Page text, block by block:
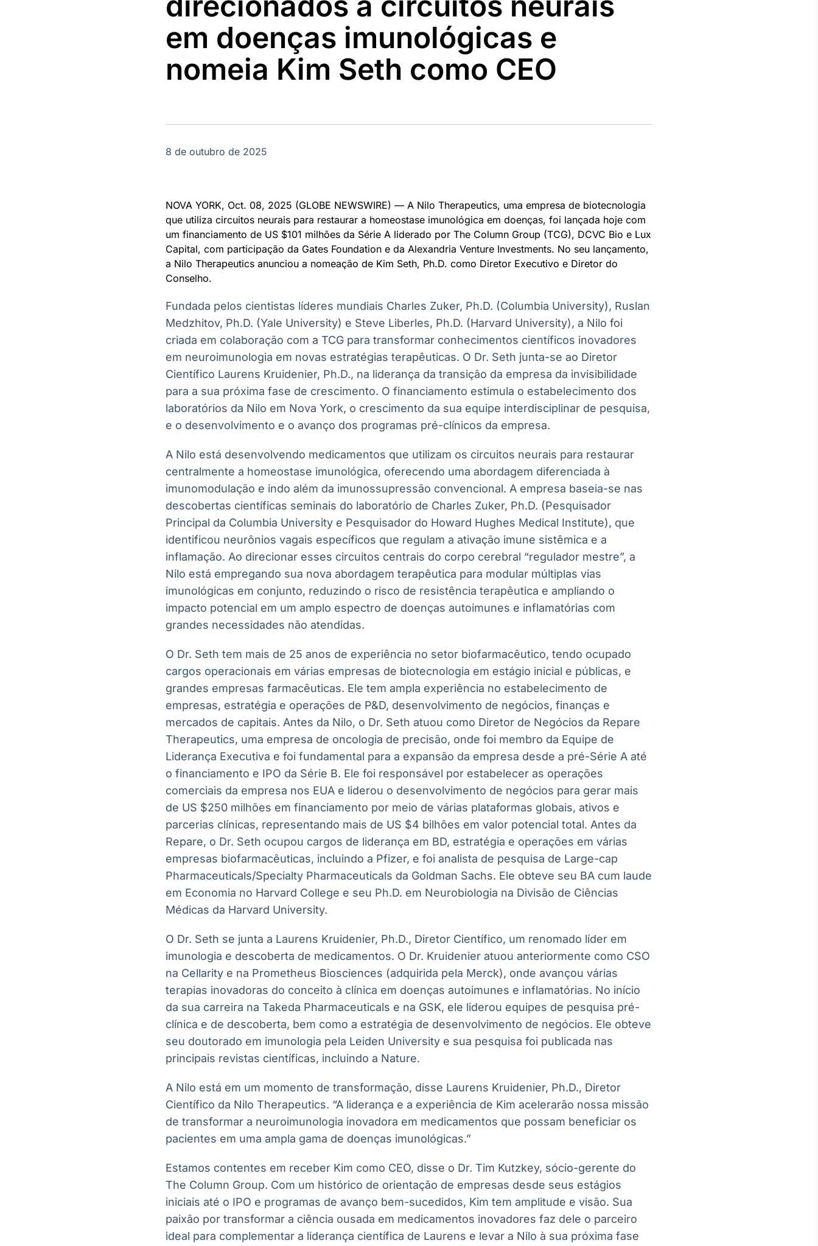
OTC
negociação de
ativos
Datafeed
integração de
conteúdos e
Ticker
headlines de
notícias
Widgets
para conteúdos e
funcionalidades
Wallboard
dados para
displays e telas
Curadoria
conteúdos
noticiosos
inteligente de
conteúdos
plataforma para
de investimento
em doenças imunológicas e
nomeia Kim Seth como CEO
8 de outubro de 2025
NOVA YORK, Oct. 08, 2025 (GLOBE NEWSWIRE) — A Nilo Therapeutics, uma empresa de biotecnologia
que utiliza circuitos neurais para restaurar a homeostase imunológica em doenças, foi lançada hoje com
um financiamento de US $101 milhões da Série A liderado por The Column Group (TCG), DCVC Bio e Lux
Capital, com participação da Gates Foundation e da Alexandria Venture Investments. No seu lançamento,
a Nilo Therapeutics anunciou a nomeação de Kim Seth, Ph.D. como Diretor Executivo e Diretor do
Conselho.
Fundada pelos cientistas líderes mundiais Charles Zuker, Ph.D. (Columbia University), Ruslan
Medzhitov, Ph.D. (Yale University) e Steve Liberles, Ph.D. (Harvard University), a Nilo foi
criada em colaboração com a TCG para transformar conhecimentos científicos inovadores
em neuroimunologia em novas estratégias terapêuticas. O Dr. Seth junta-se ao Diretor
Científico Laurens Kruidenier, Ph.D., na liderança da transição da empresa da invisibilidade
para a sua próxima fase de crescimento. O financiamento estimula o estabelecimento dos
laboratórios da Nilo em Nova York, o crescimento da sua equipe interdisciplinar de pesquisa,
e o desenvolvimento e o avanço dos programas pré-clínicos da empresa.
A Nilo está desenvolvendo medicamentos que utilizam os circuitos neurais para restaurar
centralmente a homeostase imunológica, oferecendo uma abordagem diferenciada à
imunomodulação e indo além da imunossupressão convencional. A empresa baseia-se nas
descobertas científicas seminais do laboratório de Charles Zuker, Ph.D. (Pesquisador
Principal da Columbia University e Pesquisador do Howard Hughes Medical Institute), que
identificou neurônios vagais específicos que regulam a ativação imune sistêmica e a
inflamação. Ao direcionar esses circuitos centrais do corpo cerebral “regulador mestre”, a
Nilo está empregando sua nova abordagem terapêutica para modular múltiplas vias
imunológicas em conjunto, reduzindo o risco de resistência terapêutica e ampliando o
impacto potencial em um amplo espectro de doenças autoimunes e inflamatórias com
grandes necessidades não atendidas.
O Dr. Seth tem mais de 25 anos de experiência no setor biofarmacêutico, tendo ocupado
cargos operacionais em várias empresas de biotecnologia em estágio inicial e públicas, e
grandes empresas farmacêuticas. Ele tem ampla experiência no estabelecimento de
empresas, estratégia e operações de P&D, desenvolvimento de negócios, finanças e
mercados de capitais. Antes da Nilo, o Dr. Seth atuou como Diretor de Negócios da Repare
Therapeutics, uma empresa de oncologia de precisão, onde foi membro da Equipe de
Liderança Executiva e foi fundamental para a expansão da empresa desde a pré-Série A até
o financiamento e IPO da Série B. Ele foi responsável por estabelecer as operações
comerciais da empresa nos EUA e liderou o desenvolvimento de negócios para gerar mais
de US $250 milhões em financiamento por meio de várias plataformas globais, ativos e
parcerias clínicas, representando mais de US $4 bilhões em valor potencial total. Antes da
Repare, o Dr. Seth ocupou cargos de liderança em BD, estratégia e operações em várias
empresas biofarmacêuticas, incluindo a Pfizer, e foi analista de pesquisa de Large-cap
Pharmaceuticals/Specialty Pharmaceuticals da Goldman Sachs. Ele obteve seu BA cum laude
em Economia no Harvard College e seu Ph.D. em Neurobiologia na Divisão de Ciências
Médicas da Harvard University.
O Dr. Seth se junta a Laurens Kruidenier, Ph.D., Diretor Científico, um renomado líder em
imunologia e descoberta de medicamentos. O Dr. Kruidenier atuou anteriormente como CSO
na Cellarity e na Prometheus Biosciences (adquirida pela Merck), onde avançou várias
terapias inovadoras do conceito à clínica em doenças autoimunes e inflamatórias. No início
da sua carreira na Takeda Pharmaceuticals e na GSK, ele liderou equipes de pesquisa pré-
clínica e de descoberta, bem como a estratégia de desenvolvimento de negócios. Ele obteve
seu doutorado em imunologia pela Leiden University e sua pesquisa foi publicada nas
principais revistas científicas, incluindo a Nature.
A Nilo está em um momento de transformação, disse Laurens Kruidenier, Ph.D., Diretor
Científico da Nilo Therapeutics. “A liderança e a experiência de Kim acelerarão nossa missão
de transformar a neuroimunologia inovadora em medicamentos que possam beneficiar os
pacientes em uma ampla gama de doenças imunológicas.”
Estamos contentes em receber Kim como CEO, disse o Dr. Tim Kutzkey, sócio-gerente do
The Column Group. Com um histórico de orientação de empresas desde seus estágios
iniciais até o IPO e programas de avanço bem-sucedidos, Kim tem amplitude e visão. Sua
paixão por transformar a ciência ousada em medicamentos inovadores faz dele o parceiro
ideal para complementar a liderança científica de Laurens e levar a Nilo à sua próxima fase